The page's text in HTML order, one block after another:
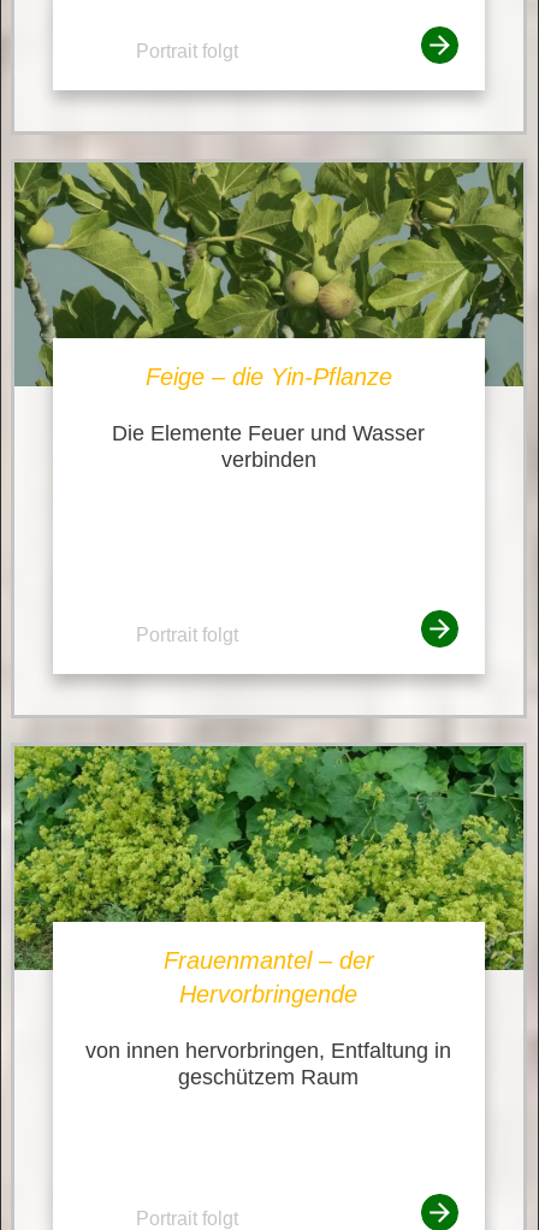
Portrait folgt
Feige – die Yin-Pflanze
Die Elemente Feuer und Wasser
verbinden
Portrait folgt
Frauenmantel – der
Hervorbringende
von innen hervorbringen, Entfaltung in
geschützem Raum
Portrait folgt